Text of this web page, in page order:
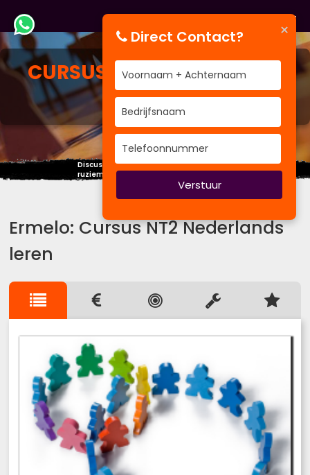
CURSUS
NT2 NEDERLANDS
LEREN
Discussiëren is kennis uitwisselen,
ruziemaken is onwetendheid uitwisselen.
Ermelo: Cursus NT2 Nederlands
leren
×
Direct Contact?
Verstuur